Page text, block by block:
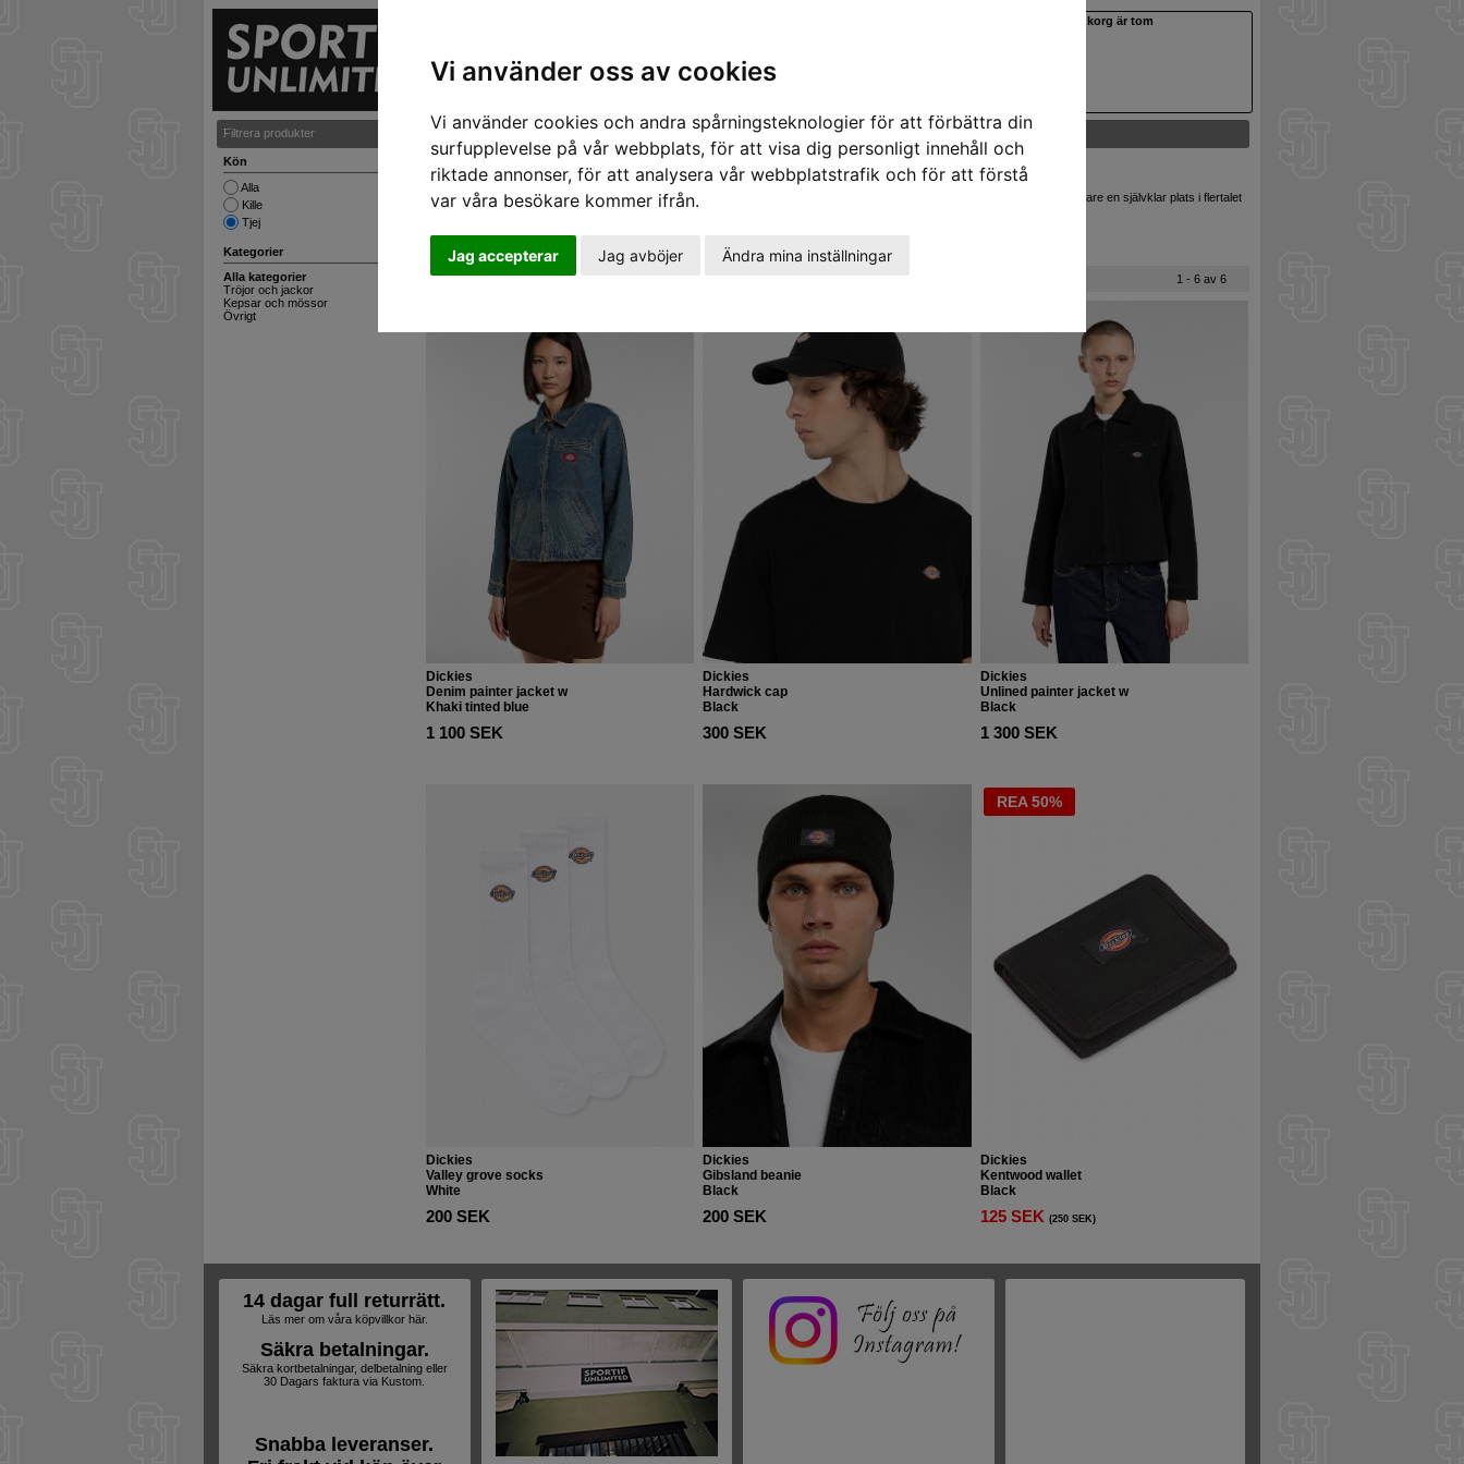
Vi använder oss av cookies
Vi använder cookies och andra spårningsteknologier för att förbättra din
surfupplevelse på vår webbplats, för att visa dig personligt innehåll och
riktade annonser, för att analysera vår webbplatstrafik och för att förstå
var våra besökare kommer ifrån.
Jag accepterar Jag avböjer Ändra mina inställningar
Din varukorg är tom
Filtrera produkter
Kön
Alla
Kille
Tjej
Kategorier
Alla kategorier
Tröjor och jackor
Kepsar och mössor
Övrigt
Dickies
Dickies
Dickies har gjort högkvalitativ workwear sedan 1922 och har idag sisådär 100 år senare en självklar plats i flertalet
subkulturella garderober.
1 - 6 av 6
Dickies
Denim painter jacket w
Khaki tinted blue
1 100 SEK
Dickies
Hardwick cap
Black
300 SEK
Dickies
Unlined painter jacket w
Black
1 300 SEK
Dickies
Valley grove socks
White
200 SEK
Dickies
Gibsland beanie
Black
200 SEK
REA 50%
Dickies
Kentwood wallet
Black
125 SEK (250 SEK)
14 dagar full returrätt.
Läs mer om våra köpvillkor här.
Säkra betalningar.
Säkra kortbetalningar, delbetalning eller
30 Dagars faktura via Kustom.
Snabba leveranser.